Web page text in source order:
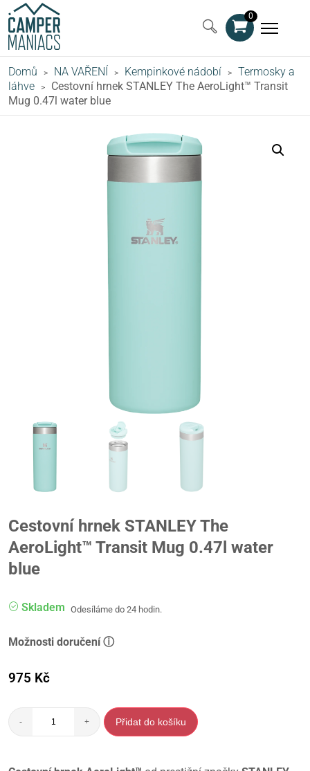
0
Domů > NA VAŘENÍ > Kempinkové nádobí >
Termosky a
láhve
>
Cestovní hrnek STANLEY The AeroLight™ Transit
Mug 0.47l water blue
Cestovní hrnek STANLEY The
AeroLight™ Transit Mug 0.47l water
blue
Skladem Odesíláme do 24 hodin.
Možnosti doručení ⓘ
975 Kč
- + Přidat do košíku